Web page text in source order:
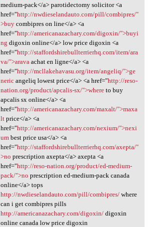
medium-pack</a> parotidectomy solicitor <a
href="http://nwdieselandauto.com/pill/combipres/"
>buycombipres on line</a> <a
href="http://americanazachary.com/digoxin/">buyi
ng digoxin online</a> low price digoxin <a
href="http://staffordshirebullterrierhq.com/item/ara
va/">arava achat en ligne</a> <a
href="http://mcllakehavasu.org/item/angeliq/">ge
nericangeliq lowest price</a> <a href="http://reso-
nation.org/product/apcalis-sx/">whereto buy
apcalis sx online</a> <a
href="http://americanazachary.com/maxalt/">maxa
ltprice</a> <a
href="http://americanazachary.com/nexium/">nexi
umbest price usa</a> <a
href="http://staffordshirebullterrierhq.com/axepta/"
>no prescription axepta</a> axepta <a
href="http://reso-nation.org/product/ed-medium-
pack/">no prescription ed-medium-pack canada
online</a> tops
http://nwdieselandauto.com/pill/combipres/where
can i get combipres pills
http://americanazachary.com/digoxin/digoxin
online canada low price digoxin